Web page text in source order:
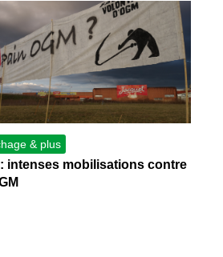
& plus
intenses mobilisations contre